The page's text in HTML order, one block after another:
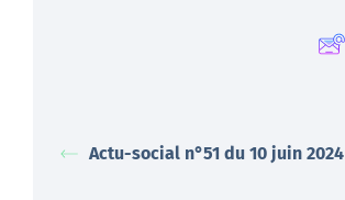
Actu-social n°51 du 10 juin 2024